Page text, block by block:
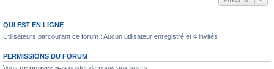
QUI EST EN LIGNE
Utilisateurs parcourant ce forum : Aucun utilisateur enregistré et 4 invités
PERMISSIONS DU FORUM